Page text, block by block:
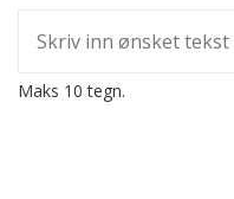
Maks 10 tegn.